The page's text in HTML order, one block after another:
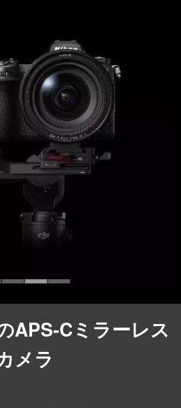
APS-Cミラーレス
メラ